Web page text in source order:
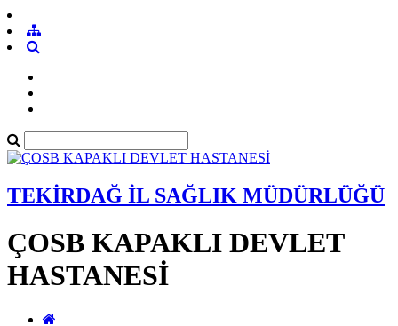
TEKİRDAĞ İL SAĞLIK MÜDÜRLÜĞÜ
ÇOSB KAPAKLI DEVLET
HASTANESİ